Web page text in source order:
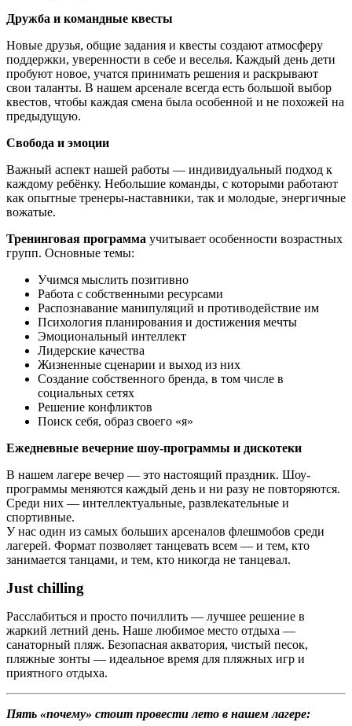
Дружба и командные квесты
Новые друзья, общие задания и квесты создают атмосферу
поддержки, уверенности в себе и веселья. Каждый день дети
пробуют новое, учатся принимать решения и раскрывают
свои таланты. В нашем арсенале всегда есть большой выбор
квестов, чтобы каждая смена была особенной и не похожей на
предыдущую.
Свобода и эмоции
Важный аспект нашей работы — индивидуальный подход к
каждому ребёнку. Небольшие команды, с которыми работают
как опытные тренеры-наставники, так и молодые, энергичные
вожатые.
Тренинговая программа учитывает особенности возрастных
групп. Основные темы:
Учимся мыслить позитивно
Работа с собственными ресурсами
Распознавание манипуляций и противодействие им
Психология планирования и достижения мечты
Эмоциональный интеллект
Лидерские качества
Жизненные сценарии и выход из них
Создание собственного бренда, в том числе в
социальных сетях
Решение конфликтов
Поиск себя, образ своего «я»
Ежедневные вечерние шоу-программы и дискотеки
В нашем лагере вечер — это настоящий праздник. Шоу-
программы меняются каждый день и ни разу не повторяются.
Среди них — интеллектуальные, развлекательные и
спортивные.
У нас один из самых больших арсеналов флешмобов среди
лагерей. Формат позволяет танцевать всем — и тем, кто
занимается танцами, и тем, кто никогда не танцевал.
Just chilling
Расслабиться и просто почиллить — лучшее решение в
жаркий летний день. Наше любимое место отдыха —
санаторный пляж. Безопасная акватория, чистый песок,
пляжные зонты — идеальное время для пляжных игр и
приятного отдыха.
Пять «почему» стоит провести лето в нашем лагере: